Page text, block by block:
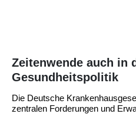
Zeitenwende auch in
Gesundheitspolitik
Die Deutsche
zentralen Forderungen und